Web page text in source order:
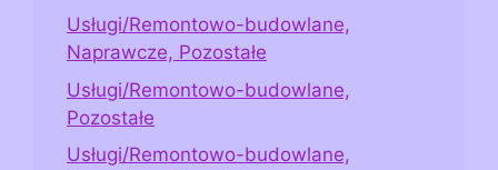
Usługi/Remontowo-budowlane,
Naprawcze, Pozostałe
Usługi/Remontowo-budowlane,
Pozostałe
Usługi/Remontowo-budowlane,